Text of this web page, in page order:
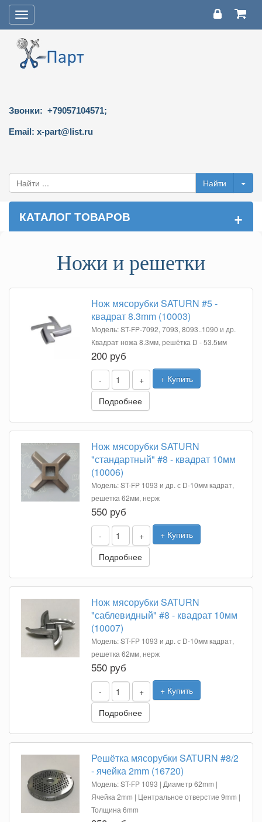
Toggle
navigation
Звонки: +79057104571;
Email: x-part@list.ru
КАТАЛОГ ТОВАРОВ +
Ножи и решетки
Нож мясорубки SATURN #5 -
квадрат 8.3mm (10003)
Модель: ST-FP-7092, 7093, 8093..1090 и др.
Квадрат ножа 8.3мм, решётка D - 53.5мм
200 руб
- +
+ Купить
Подробнее
Нож мясорубки SATURN
"стандартный" #8 - квадрат 10мм
(10006)
Модель: ST-FP 1093 и др. с D-10мм кадрат,
решетка 62мм, нерж
550 руб
- +
+ Купить
Подробнее
Нож мясорубки SATURN
"саблевидный" #8 - квадрат 10мм
(10007)
Модель: ST-FP 1093 и др. с D-10мм кадрат,
решетка 62мм, нерж
550 руб
- +
+ Купить
Подробнее
Решётка мясорубки SATURN #8/2
- ячейка 2mm (16720)
Модель: ST-FP 1093 | Диаметр 62mm |
Ячейка 2mm | Центральное отверстие 9mm |
Толщина 6mm